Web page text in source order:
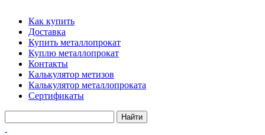
Как купить
Доставка
Купить металлопрокат
Куплю металлопрокат
Контакты
Калькулятор метизов
Калькулятор металлопроката
Сертификаты